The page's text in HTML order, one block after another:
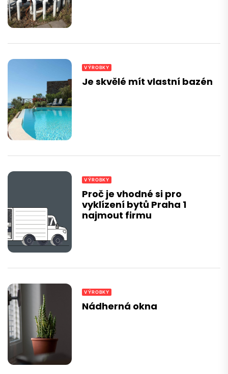
VÝROBKY
Je skvělé mít vlastní bazén
VÝROBKY
Proč je vhodné si pro
vyklízení bytů Praha 1
najmout firmu
VÝROBKY
Nádherná okna